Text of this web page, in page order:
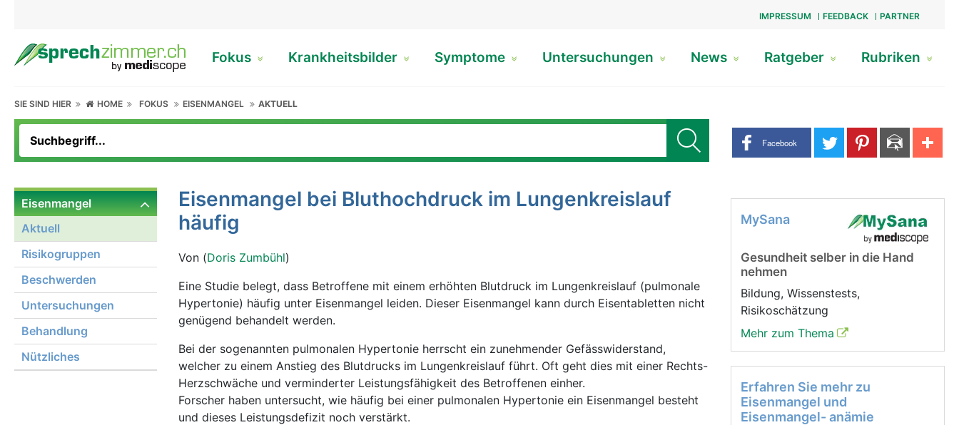
IMPRESSUM FEEDBACK PARTNER
Fokus Krankheitsbilder Symptome Untersuchungen News Ratgeber Rubriken
SIE SIND HIER HOME FOKUS EISENMANGEL AKTUELL
Share buttons
Facebook
Eisenmangel
Aktuell
Risikogruppen
Beschwerden
Untersuchungen
Behandlung
Nützliches
Eisenmangel bei Bluthochdruck im Lungenkreislauf
häufig
Von (Doris Zumbühl)
Eine Studie belegt, dass Betroffene mit einem erhöhten Blutdruck im Lungenkreislauf (pulmonale
Hypertonie) häufig unter Eisenmangel leiden. Dieser Eisenmangel kann durch Eisentabletten nicht
genügend behandelt werden.
Bei der sogenannten pulmonalen Hypertonie herrscht ein zunehmender Gefässwiderstand,
welcher zu einem Anstieg des Blutdrucks im Lungenkreislauf führt. Oft geht dies mit einer Rechts-
Herzschwäche und verminderter Leistungsfähigkeit des Betroffenen einher.
Forscher haben untersucht, wie häufig bei einer pulmonalen Hypertonie ein Eisenmangel besteht
und dieses Leistungsdefizit noch verstärkt.
MySana
Gesundheit selber in die Hand
nehmen
Bildung, Wissenstests,
Risikoschätzung
Mehr zum Thema
Erfahren Sie mehr zu
Eisenmangel und
Eisenmangel- anämie